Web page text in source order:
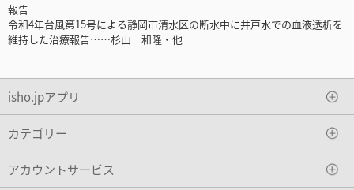
報告
令和4年台風第15号による静岡市清水区の断水中に井戸水での血液透析を
維持した治療報告……杉山 和隆・他
isho.jpアプリ
カテゴリー
アカウントサービス